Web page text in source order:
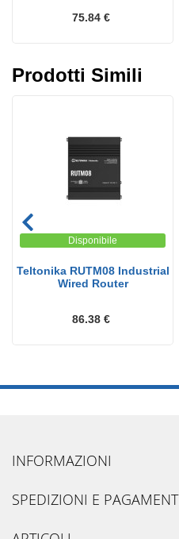
75.84 €
Prodotti Simili
Disponibile
Teltonika RUTM08 Industrial
Wired Router
86.38 €
INFORMAZIONI
SPEDIZIONI E